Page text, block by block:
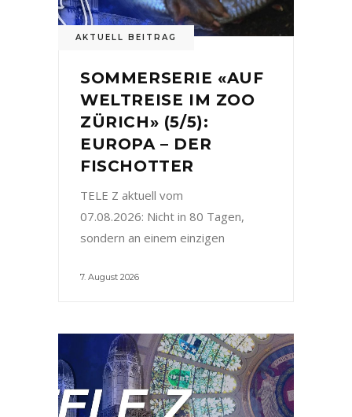
AKTUELL BEITRAG
SOMMERSERIE «AUF
WELTREISE IM ZOO
ZÜRICH» (5/5):
EUROPA – DER
FISCHOTTER
TELE Z aktuell vom
07.08.2026: Nicht in 80 Tagen,
sondern an einem einzigen
7. August 2026